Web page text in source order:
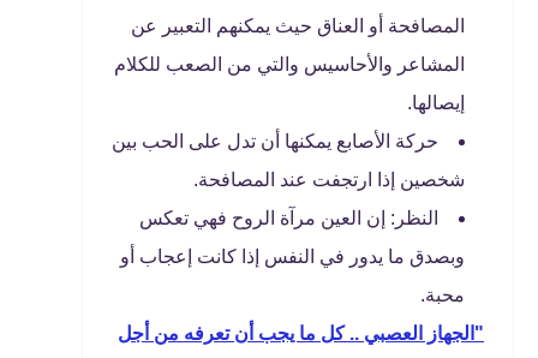
المصافحة أو العناق حيث يمكنهم التعبير عن
المشاعر والأحاسيس والتي من الصعب للكلام
إيصالها.
حركة الأصابع يمكنها أن تدل على الحب بين
شخصين إذا ارتجفت عند المصافحة.
النظر: إن العين مرآة الروح فهي تعكس
وبصدق ما يدور في النفس إذا كانت إعجاب أو
محبة.
"الجهاز العصبي .. كل ما يجب أن تعرفه من أجل